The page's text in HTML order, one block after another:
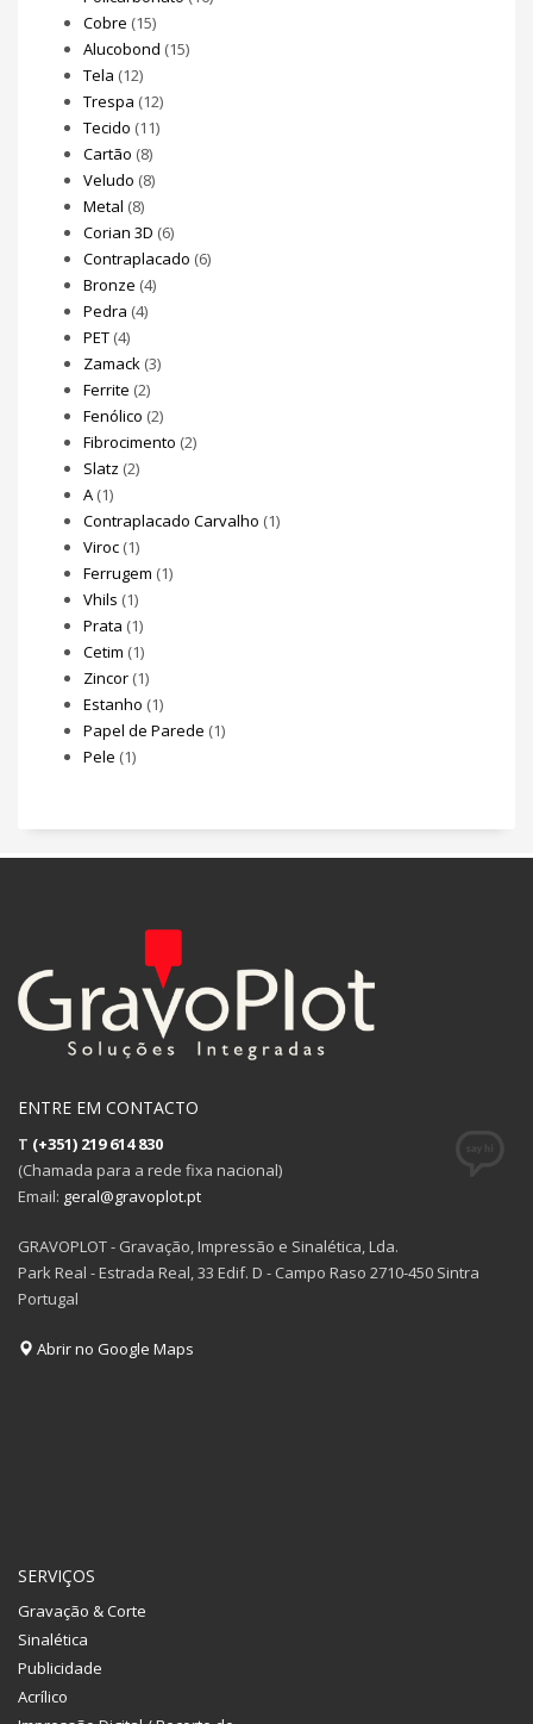
Cobre (15)
Alucobond (15)
Tela (12)
Trespa (12)
Tecido (11)
Cartão (8)
Veludo (8)
Metal (8)
Corian 3D (6)
Contraplacado (6)
Bronze (4)
Pedra (4)
PET (4)
Zamack (3)
Ferrite (2)
Fenólico (2)
Fibrocimento (2)
Slatz (2)
A (1)
Contraplacado Carvalho (1)
Viroc (1)
Ferrugem (1)
Vhils (1)
Prata (1)
Cetim (1)
Zincor (1)
Estanho (1)
Papel de Parede (1)
Pele (1)
ENTRE EM CONTACTO
T (+351) 219 614 830
(Chamada para a rede fixa nacional)
Email: geral@gravoplot.pt
GRAVOPLOT - Gravação, Impressão e Sinalética, Lda.
Park Real - Estrada Real, 33 Edif. D - Campo Raso 2710-450 Sintra
Portugal
Abrir no Google Maps
SERVIÇOS
Gravação & Corte
Sinalética
Publicidade
Acrílico